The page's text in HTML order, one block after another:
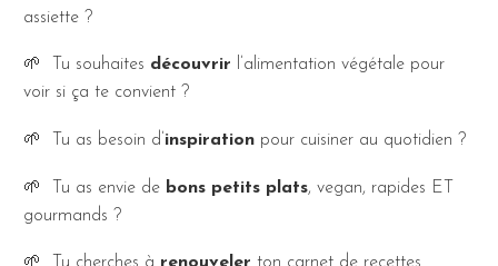
assiette ?
🌱 Tu souhaites découvrir l’alimentation végétale pour
voir si ça te convient ?
🌱 Tu as besoin d’ inspiration pour cuisiner au quotidien ?
🌱 Tu as envie de bons petits plats, vegan, rapides ET
gourmands ?